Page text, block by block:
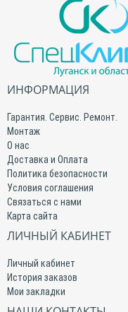
ИНФОРМАЦИЯ
Гарантия. Сервис. Ремонт.
Монтаж
О нас
Доставка и Оплата
Политика безопасности
Условия соглашения
Связаться с нами
Карта сайта
ЛИЧНЫЙ КАБИНЕТ
Личный кабинет
История заказов
Мои закладки